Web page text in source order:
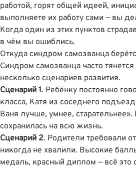
работой, горят общей идеей,
выполняете их работу сами — вы
Когда один из этих пунктов
в чëм вы ошиблись.
Откуда синдром самозванца
Синдром самозванца часто тянется
несколько сценариев развития.
Сценарий 1. Ребёнку постоянно
класса, Катя из соседнего
Ваня лучше, умнее,
сохранилась на всю жизнь.
Сценарий 2. Родители требовали
никогда не хвалили. Высокие
медаль, красный диплом — всё это